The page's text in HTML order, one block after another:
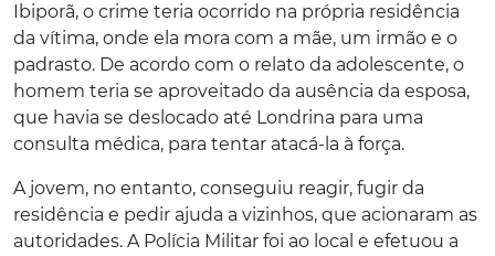
Ibiporã, o crime teria ocorrido na própria residência
da vítima, onde ela mora com a mãe, um irmão e o
padrasto. De acordo com o relato da adolescente, o
homem teria se aproveitado da ausência da esposa,
que havia se deslocado até Londrina para uma
consulta médica, para tentar atacá-la à força.
A jovem, no entanto, conseguiu reagir, fugir da
residência e pedir ajuda a vizinhos, que acionaram as
autoridades. A Polícia Militar foi ao local e efetuou a